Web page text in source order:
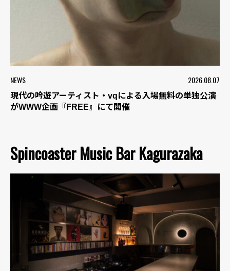
NEWS 2026.08.07
現代の吟遊アーティスト・vqによる入場無料の単独公演
がWWW企画『FREE』にて開催
Spincoaster Music Bar Kagurazaka